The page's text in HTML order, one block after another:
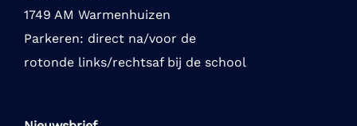
1749 AM Warmenhuizen
Parkeren: direct na/voor de
rotonde links/rechtsaf bij de school